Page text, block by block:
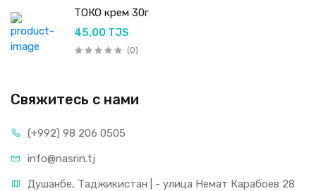
ТОКО крем 30г
45,00 TJS
(0)
Свяжитесь с нами
(+992) 98 206 0505
info@nasrin.tj
Душанбе, Таджикистан | - улица Немат Карабоев 28